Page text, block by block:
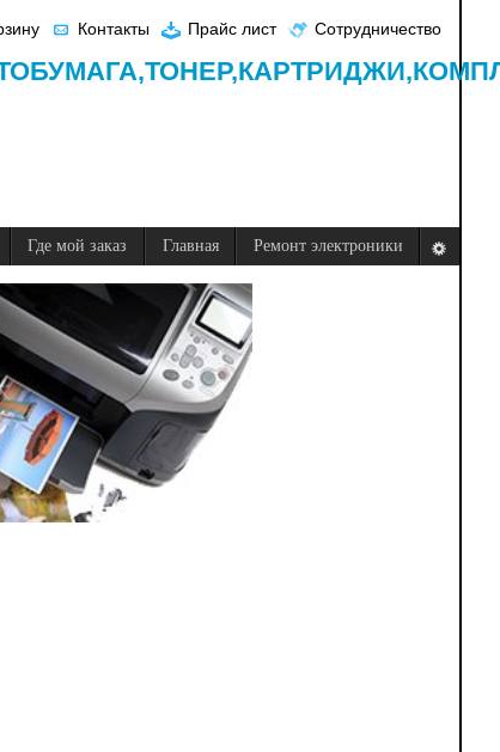
Контакты Прайс лист Сотрудничество
ТОНЕР,КАРТРИДЖИ,
Где мой заказ Главная Ремонт электроники